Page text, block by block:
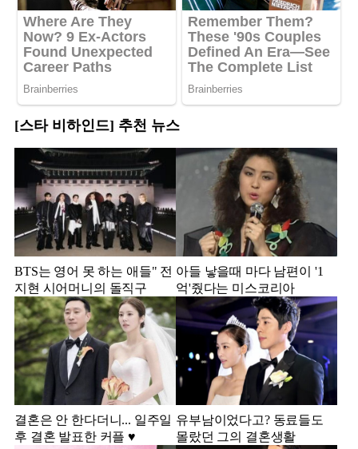
[스타 비하인드] 추천 뉴스
BTS는 영어 못 하는 애들" 전
지현 시어머니의 돌직구
아들 낳을때 마다 남편이 '1
억'줬다는 미스코리아
결혼은 안 한다더니... 일주일
후 결혼 발표한 커플 ♥️
유부남이었다고? 동료들도
몰랐던 그의 결혼생활